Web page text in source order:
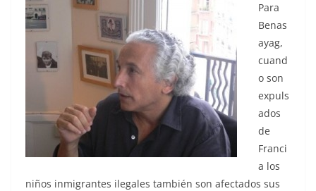
Para
Benas
ayag,
cuand
o son
expuls
ados
de
Franci
a los
niños inmigrantes ilegales también son afectados sus